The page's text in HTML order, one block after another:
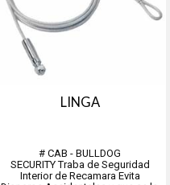
LINGA
# CAB - BULLDOG
SECURITY Traba de Seguridad
Interior de Recamara Evita